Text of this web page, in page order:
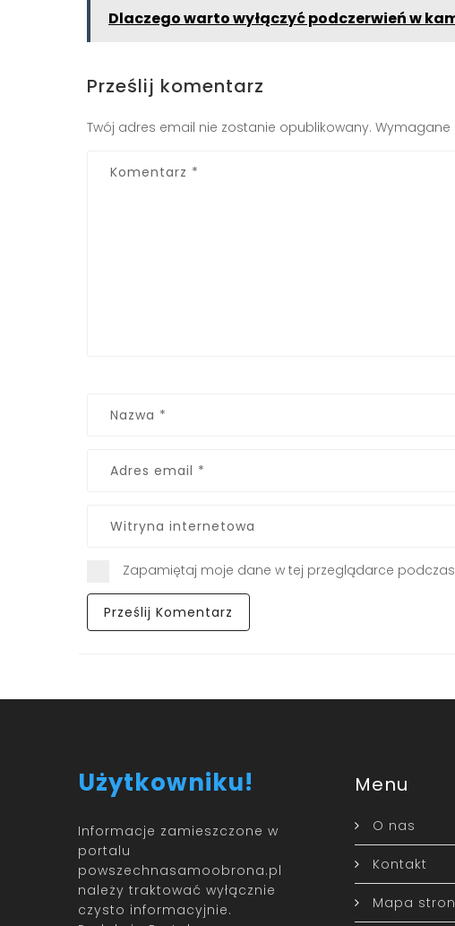
Dlaczego warto wyłączyć podczerwień w
Prześlij komentarz
Twój adres email nie zostanie opublikowany. Wymagane
Zapamiętaj moje dane w tej przeglądarce
Użytkowniku!
Informacje zamieszczone w
portalu
powszechnasamoobrona.pl
należy traktować wyłącznie
czysto informacyjnie.
Menu
O nas
Kontakt
Mapa